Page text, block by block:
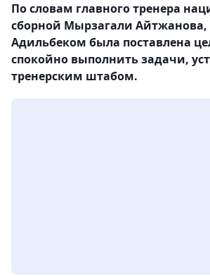
По словам главного тренера
сборной Мырзагали Айтжанова,
Адильбеком была поставлена
спокойно выполнить задачи,
тренерским штабом.